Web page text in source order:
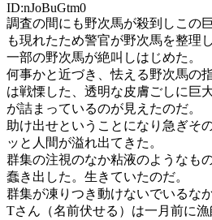
ID:nJoBuGtm0
調査の間にも野次馬が殺到しこの
も現れたため警官が野次馬を整理
一部の野次馬が絶叫しはじめた。
何事かと近づき、怯える野次馬の
は戦慄した、透明な皮膚ごしに巨
が詰まっているのが見えたのだ。
助け出せということになり急ぎそ
ッと人間が溢れ出てきた。
群集の注視のなか粘液のようなも
蠢き出した。生きていたのだ。
群集が凍りつき動けないでいるなか
Tさん（名前伏せる）は一月前に